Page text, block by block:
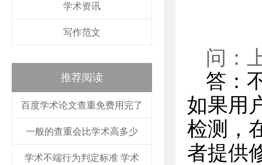
学术资讯
写作范文
推荐阅读
百度学术论文查重免费用完了
一般的查重会比学术高多少
学术不端行为判定标准 学术
问：
答：
如果用
检测，
者提供